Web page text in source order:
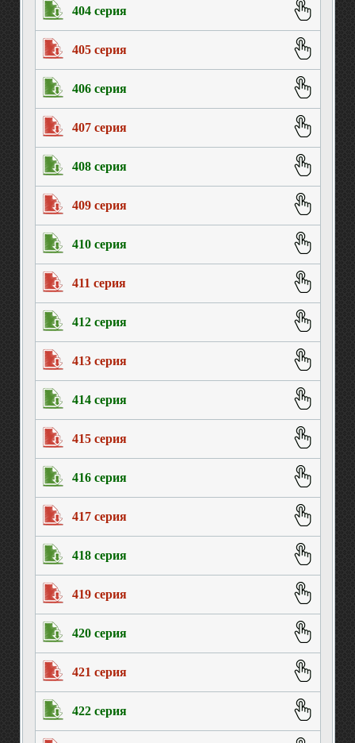
404 серия
405 серия
406 серия
407 серия
408 серия
409 серия
410 серия
411 серия
412 серия
413 серия
414 серия
415 серия
416 серия
417 серия
418 серия
419 серия
420 серия
421 серия
422 серия